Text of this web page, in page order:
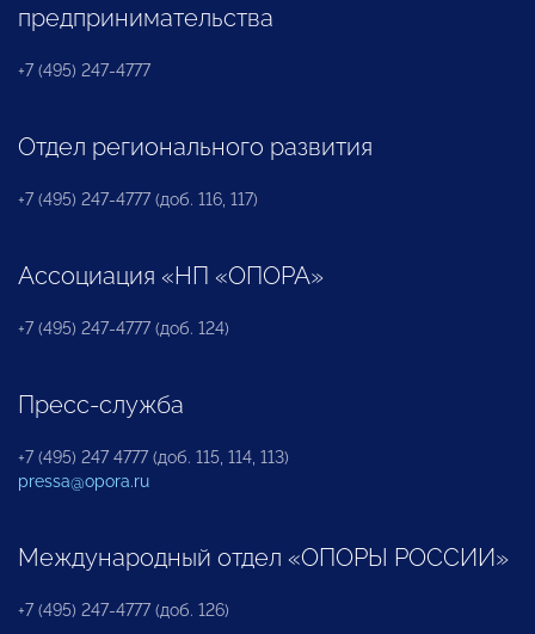
предпринимательства
+7 (495) 247-4777
Отдел регионального развития
+7 (495) 247-4777 (доб. 116, 117)
Ассоциация «НП «ОПОРА»
+7 (495) 247-4777 (доб. 124)
Пресс-служба
+7 (495) 247 4777 (доб. 115, 114, 113)
pressa@opora.ru
Международный отдел «ОПОРЫ РОССИИ»
+7 (495) 247-4777 (доб. 126)